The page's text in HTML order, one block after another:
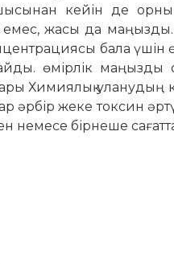
кейін де орны
жасы да
бала үшін
өмірлік
Химиялық уланудың
әрбір жеке токсин
немесе бірнеше